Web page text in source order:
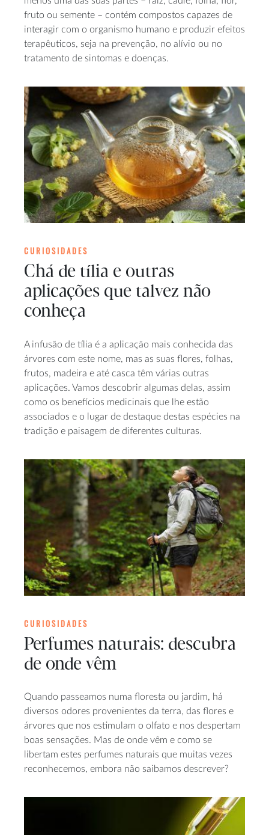
fruto ou semente – contém compostos capazes de
interagir com o organismo humano e produzir efeitos
terapêuticos, seja na prevenção, no alívio ou no
tratamento de sintomas e doenças.
CURIOSIDADES
Chá de tília e outras
aplicações que talvez não
conheça
A infusão de tília é a aplicação mais conhecida das
árvores com este nome, mas as suas flores, folhas,
frutos, madeira e até casca têm várias outras
aplicações. Vamos descobrir algumas delas, assim
como os benefícios medicinais que lhe estão
associados e o lugar de destaque destas espécies na
tradição e paisagem de diferentes culturas.
CURIOSIDADES
Perfumes naturais: descubra
de onde vêm
Quando passeamos numa floresta ou jardim, há
diversos odores provenientes da terra, das flores e
árvores que nos estimulam o olfato e nos despertam
boas sensações. Mas de onde vêm e como se
libertam estes perfumes naturais que muitas vezes
reconhecemos, embora não saibamos descrever?